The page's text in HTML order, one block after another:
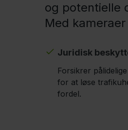
og potentielle
Med
Juridisk
Forsikrer
for at løse
fordel.